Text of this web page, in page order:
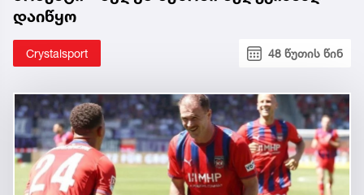
დაიწყო
Crystalsport 48 წუთის წინ